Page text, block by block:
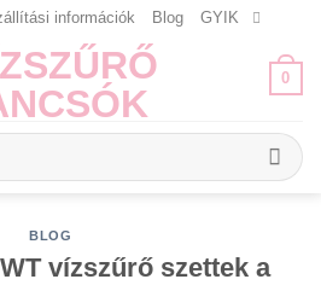
információk Blog GYIK
0
BLOG
vízszűrő szettek a